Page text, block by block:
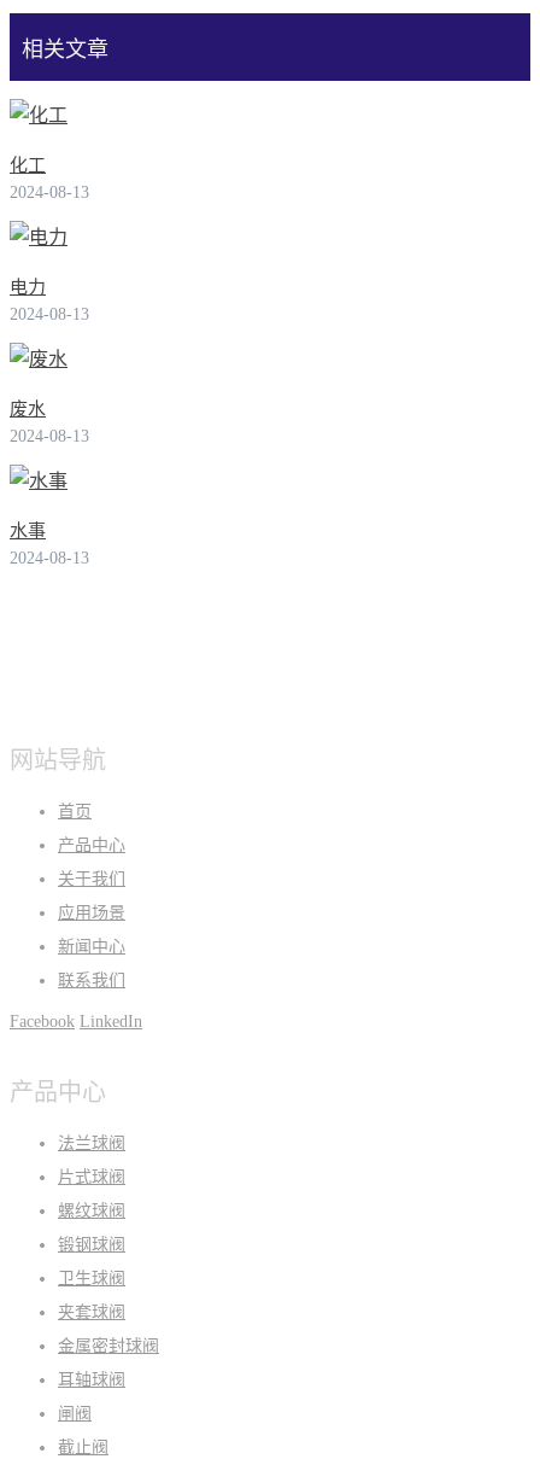
相关文章
化工
2024-08-13
电力
2024-08-13
废水
2024-08-13
水事
2024-08-13
网站导航
首页
产品中心
关于我们
应用场景
新闻中心
联系我们
Facebook LinkedIn
产品中心
法兰球阀
片式球阀
螺纹球阀
锻钢球阀
卫生球阀
夹套球阀
金属密封球阀
耳轴球阀
闸阀
截止阀